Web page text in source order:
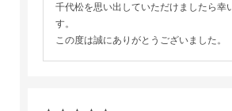
千代松を思い出していただけましたら幸
す。
この度は誠にありがとうございました。